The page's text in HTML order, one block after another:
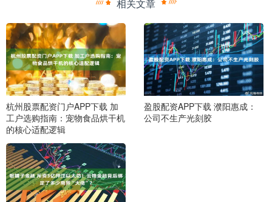
相关文章
杭州股票配资门户APP下载 加
工户选购指南：宠物食品烘干机
的核心适配逻辑
盈股配资APP下载 濮阳惠成：
公司不生产光刻胶